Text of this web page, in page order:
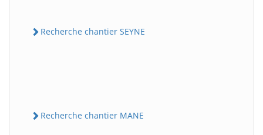
Recherche chantier SEYNE
Recherche chantier MANE